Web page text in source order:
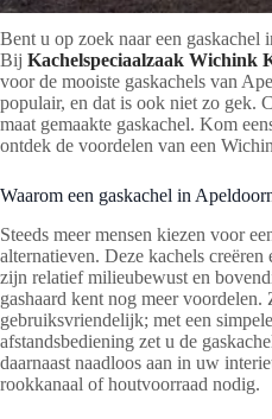
Bent u op zoek naar een gaskachel
Bij Kachelspeciaalzaak Wichink
voor de mooiste gaskachels van
populair, en dat is ook niet zo gek.
maat gemaakte gaskachel. Kom
ontdek de voordelen van een
Waarom een gaskachel in
Steeds meer mensen kiezen voor
alternatieven. Deze kachels creëren
zijn relatief milieubewust en
gashaard kent nog meer voordelen.
gebruiksvriendelijk; met een
afstandsbediening zet u de
daarnaast naadloos aan in uw
rookkanaal of houtvoorraad nodig.